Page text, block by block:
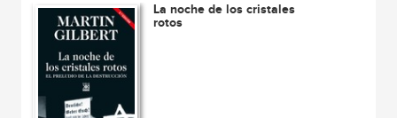
La noche de los cristales
rotos